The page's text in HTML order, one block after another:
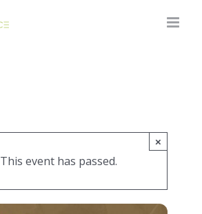
×
This event has passed.